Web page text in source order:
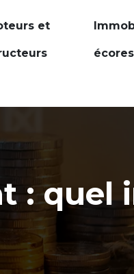
et
: quel